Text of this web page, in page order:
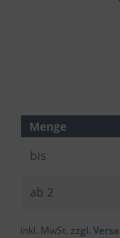
Menge
bis
ab 2
inkl. MwSt. zzgl.